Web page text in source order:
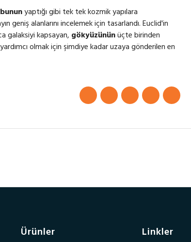
yaptığı gibi tek tek kozmik yapılara
geniş alanlarını incelemek için tasarlandı. Euclid'in
galaksiyi kapsayan, gökyüzününüçte birinden
olmak için şimdiye kadar uzaya gönderilen en
Ürünler Linkler